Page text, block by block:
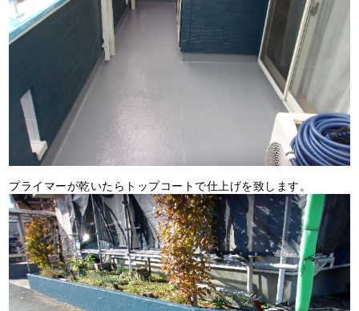
プライマーが乾いたらトップコートで仕上げを致します。